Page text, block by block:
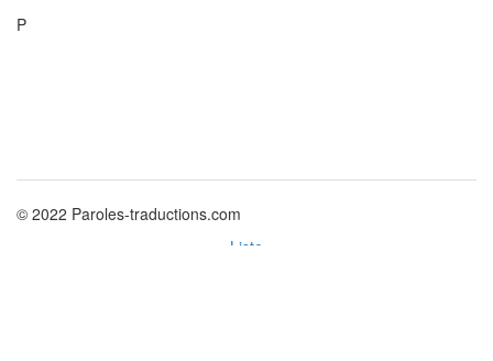
P
© 2022 Paroles-traductions.com
Liste